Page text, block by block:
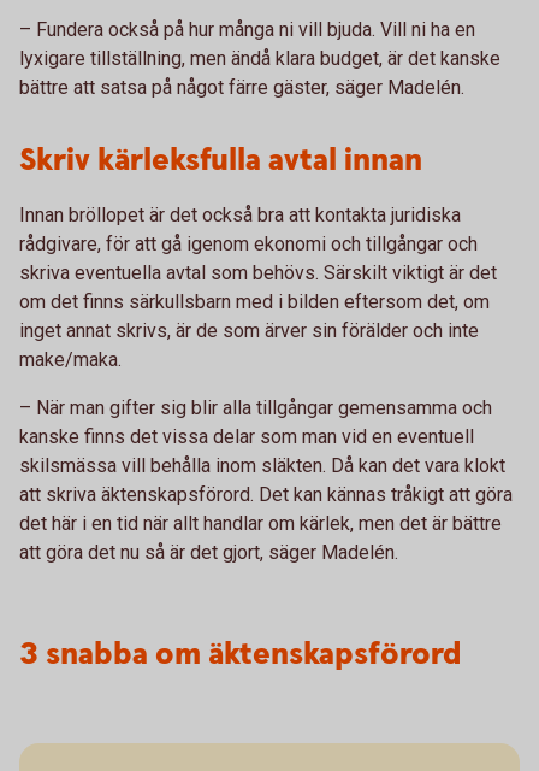
– Fundera också på hur många ni vill bjuda. Vill ni ha en
lyxigare tillställning, men ändå klara budget, är det kanske
bättre att satsa på något färre gäster, säger Madelén.
Skriv kärleksfulla avtal innan
Innan bröllopet är det också bra att kontakta juridiska
rådgivare, för att gå igenom ekonomi och tillgångar och
skriva eventuella avtal som behövs. Särskilt viktigt är det
om det finns särkullsbarn med i bilden eftersom det, om
inget annat skrivs, är de som ärver sin förälder och inte
make/maka.
– När man gifter sig blir alla tillgångar gemensamma och
kanske finns det vissa delar som man vid en eventuell
skilsmässa vill behålla inom släkten. Då kan det vara klokt
att skriva äktenskapsförord. Det kan kännas tråkigt att göra
det här i en tid när allt handlar om kärlek, men det är bättre
att göra det nu så är det gjort, säger Madelén.
3 snabba om äktenskapsförord